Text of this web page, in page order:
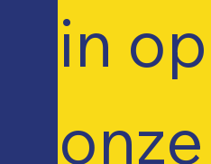
in op
onze